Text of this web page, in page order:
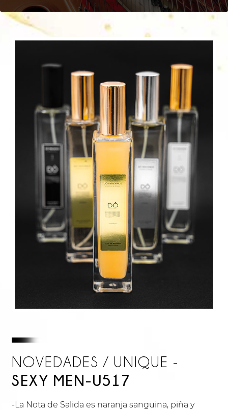
NOVEDADES / UNIQUE -
SEXY MEN-U517
-La Nota de Salida es naranja sanguina, piña y